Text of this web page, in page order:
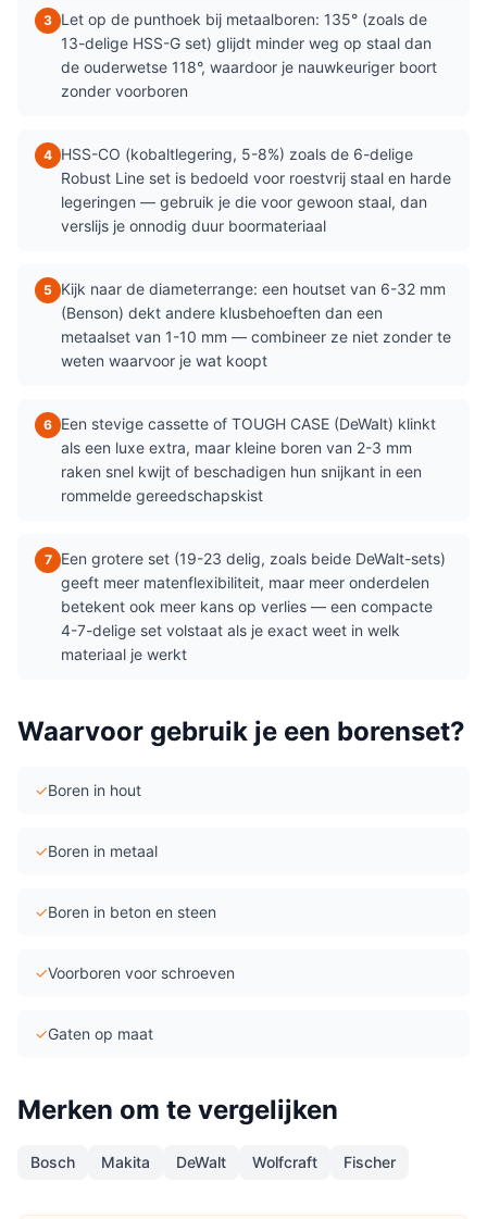
3 Let op de punthoek bij metaalboren: 135° (zoals de
13-delige HSS-G set) glijdt minder weg op staal dan
de ouderwetse 118°, waardoor je nauwkeuriger boort
zonder voorboren
4 HSS-CO (kobaltlegering, 5-8%) zoals de 6-delige
Robust Line set is bedoeld voor roestvrij staal en harde
legeringen — gebruik je die voor gewoon staal, dan
verslijs je onnodig duur boormateriaal
5
Kijk naar de diameterrange: een houtset van 6-32 mm
(Benson) dekt andere klusbehoeften dan een
metaalset van 1-10 mm — combineer ze niet zonder te
weten waarvoor je wat koopt
6 Een stevige cassette of TOUGH CASE (DeWalt) klinkt
als een luxe extra, maar kleine boren van 2-3 mm
raken snel kwijt of beschadigen hun snijkant in een
rommelde gereedschapskist
7
Een grotere set (19-23 delig, zoals beide DeWalt-sets)
geeft meer matenflexibiliteit, maar meer onderdelen
betekent ook meer kans op verlies — een compacte
4-7-delige set volstaat als je exact weet in welk
materiaal je werkt
Waarvoor gebruik je een borenset?
✓Boren in hout
✓Boren in metaal
✓Boren in beton en steen
✓Voorboren voor schroeven
✓Gaten op maat
Merken om te vergelijken
Bosch Makita DeWalt Wolfcraft Fischer